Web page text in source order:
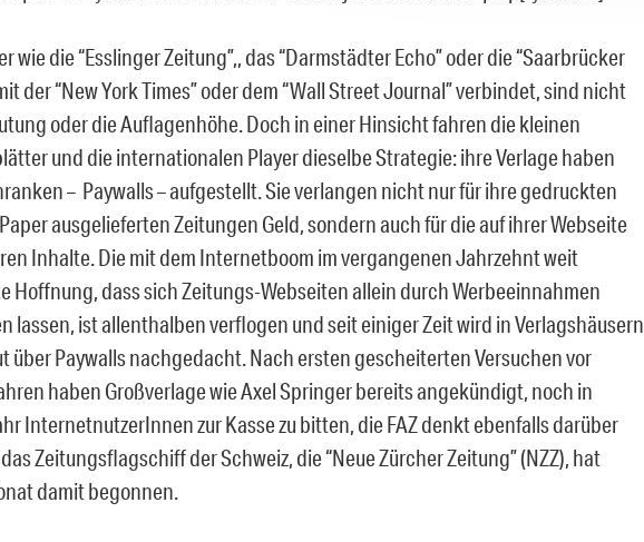
wie die “Esslinger Zeitung”,, das “Darmstädter Echo” oder die “Saarbrücker
der “New York Times” oder dem “Wall Street Journal” verbindet, sind nicht
oder die Auflagenhöhe. Doch in einer Hinsicht fahren die kleinen
und die internationalen Player dieselbe Strategie: ihre Verlage haben
– Paywalls – aufgestellt. Sie verlangen nicht nur für ihre gedruckten
ausgelieferten Zeitungen Geld, sondern auch für die auf ihrer Webseite
Inhalte. Die mit dem Internetboom im vergangenen Jahrzehnt weit
Hoffnung, dass sich Zeitungs-Webseiten allein durch Werbeeinnahmen
lassen, ist allenthalben verflogen und seit einiger Zeit wird in Verlagshäusern
über Paywalls nachgedacht. Nach ersten gescheiterten Versuchen vor
haben Großverlage wie Axel Springer bereits angekündigt, noch in
InternetnutzerInnen zur Kasse zu bitten, die FAZ denkt ebenfalls darüber
Zeitungsflagschiff der Schweiz, die “Neue Zürcher Zeitung” (NZZ), hat
damit begonnen.